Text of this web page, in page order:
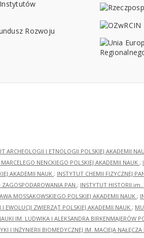
ARCHEOLOGII I ETNOLOGII POLSKIEJ AKADEMII
NENCKIEGO POLSKIEJ AKADEMII NAUK ;
AKADEMII NAUK ; INSTYTUT CHEMII FIZYCZNEJ
PAN ; INSTYTUT HISTORII im.
MOSSAKOWSKIEGO POLSKIEJ AKADEMII NAUK ;
EWOLUCJI ZWIERZĄT POLSKIEJ AKADEMII NAUK ;
IM. LUDWIKA I ALEKSANDRA BIRKENMAJERÓW
I INŻYNIERII BIOMEDYCZNEJ IM. MACIEJA